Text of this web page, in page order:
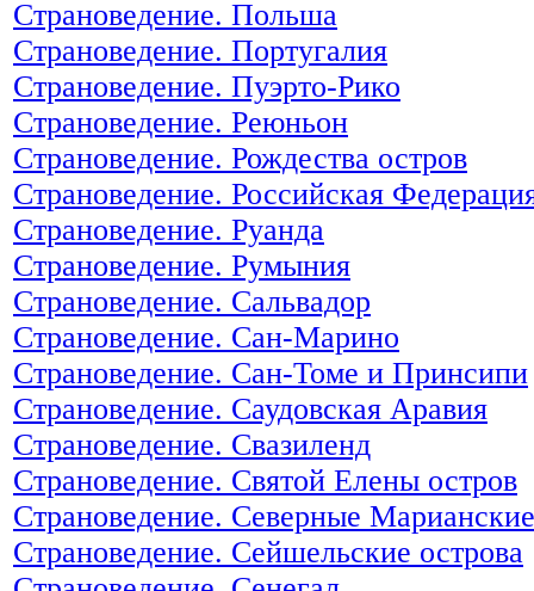
Страноведение. Польша
Страноведение. Португалия
Страноведение. Пуэрто-Рико
Страноведение. Реюньон
Страноведение. Рождества остров
Страноведение. Российская
Страноведение. Руанда
Страноведение. Румыния
Страноведение. Сальвадор
Страноведение. Сан-Марино
Страноведение. Сан-Томе и Принсипи
Страноведение. Саудовская Аравия
Страноведение. Свазиленд
Страноведение. Святой Елены остров
Страноведение. Северные
Страноведение. Сейшельские острова